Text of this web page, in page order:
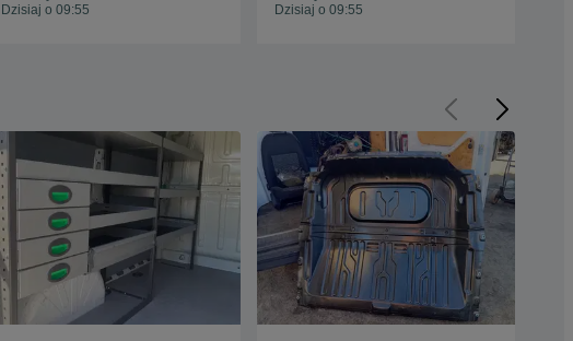
Dzisiaj o 09:55
Dzisiaj o 09:55